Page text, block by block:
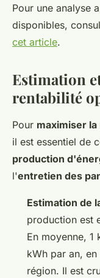
Pour une analyse
disponibles,
cet article.
Estimation
rentabilité
Pour maximiser
il est essentiel de
production
l'entretien des
Estimation de
production est
En moyenne,
kWh par an,
région. Il est